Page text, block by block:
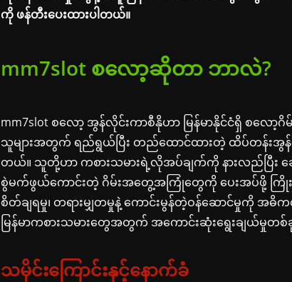
ကို ဖန်တီးပေးထားပါတယ်။
mm7slot စလော့ဆိုတာ ဘာလဲ?
mm7slot စလော့ အွန်လိုင်းကာစီနိုဟာ မြန်မာနိုင်ငံရှိ စလော့
သူများအတွက် ရည်ရွယ်ပြီး တည်ထောင်ထားတဲ့ ထိပ်တန်းအွန်လို
တယ်။ သူတို့ဟာ ကစားသမားရဲ့လိုအပ်ချက်ကို နားလည်ပြီး ခ
စွဲမက်ဖွယ်ကောင်းတဲ့ ဂိမ်းအတွေ့အကြုံတွေကို ပေးအပ်ဖို့ ကြိုးပ
စိတ်ချရမှု၊ တရားမျှတမှုနဲ့ ကောင်းမွန်တဲ့ဝန်ဆောင်မှုကို အဓိက
မြန်မာကစားသမားတွေအတွက် အကောင်းဆုံးရွေးချယ်မှုတစ်
သမိုင်းကြောင်းနှင့်နောက်ခံ